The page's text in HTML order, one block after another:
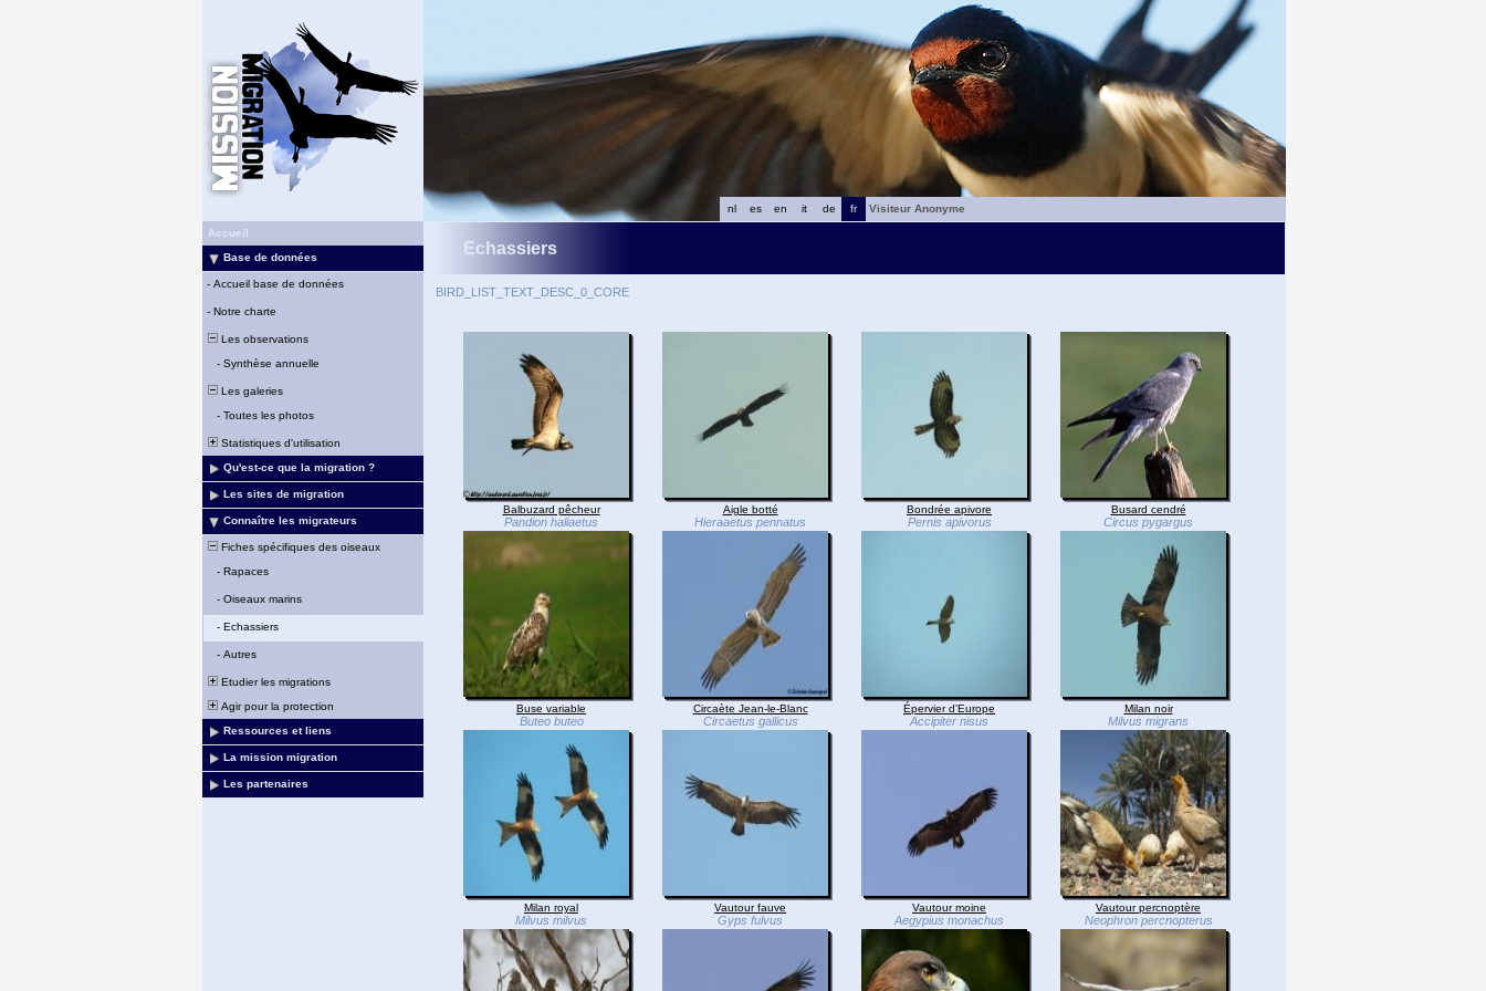
fr
de
it
en
es
nl
Visiteur Anonyme
Accueil
Base de données
- Accueil base de données
- Notre charte
Les observations
- Synthèse annuelle
Les galeries
- Toutes les photos
Statistiques d'utilisation
Qu'est-ce que la migration ?
Les sites de migration
Connaître les migrateurs
Fiches spécifiques des oiseaux
- Rapaces
- Oiseaux marins
- Echassiers
- Autres
Etudier les migrations
Agir pour la protection
Ressources et liens
La mission migration
Les partenaires
Echassiers
BIRD_LIST_TEXT_DESC_0_CORE
Balbuzard pêcheur
Pandion haliaetus
Aigle botté
Hieraaetus pennatus
Bondrée apivore
Pernis apivorus
Busard cendré
Circus pygargus
Buse variable
Buteo buteo
Circaète Jean-le-Blanc
Circaetus gallicus
Épervier d'Europe
Accipiter nisus
Milan noir
Milvus migrans
Milan royal
Milvus milvus
Vautour fauve
Gyps fulvus
Vautour moine
Aegypius monachus
Vautour percnoptère
Neophron percnopterus